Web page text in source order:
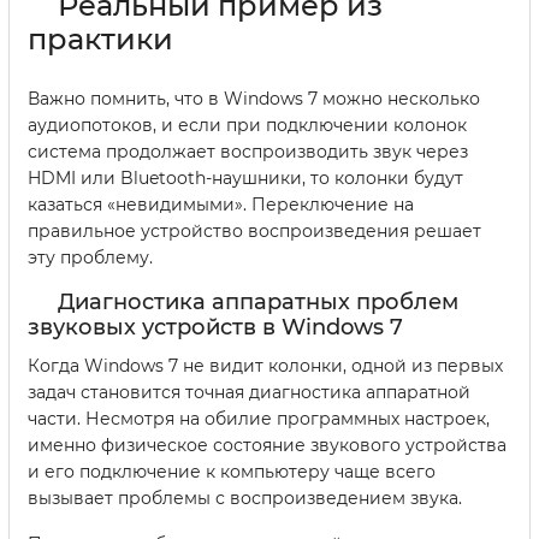
практики
Важно помнить, что в Windows 7 можно несколько
аудиопотоков, и если при подключении колонок
система продолжает воспроизводить звук через
HDMI или Bluetooth-наушники, то колонки будут
казаться «невидимыми». Переключение на
правильное устройство воспроизведения решает
эту проблему.
Диагностика аппаратных проблем
звуковых устройств в Windows 7
Когда Windows 7 не видит колонки, одной из первых
задач становится точная диагностика аппаратной
части. Несмотря на обилие программных настроек,
именно физическое состояние звукового устройства
и его подключение к компьютеру чаще всего
вызывает проблемы с воспроизведением звука.